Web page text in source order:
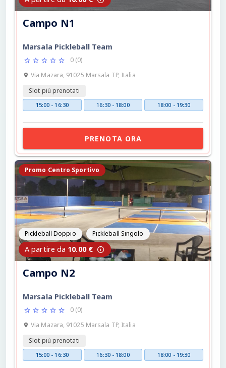
Campo N1
Marsala Pickleball Team
0 (0)
Via Mazara, 91025 Marsala TP, Italia
Slot più prenotati
15:00 - 16:30 16:30 - 18:00 18:00 - 19:30
PRENOTA ORA
Promo Centro Sportivo
A partire da 10.00 €
Pickleball Doppio Pickleball Singolo
Campo N2
Marsala Pickleball Team
0 (0)
Via Mazara, 91025 Marsala TP, Italia
Slot più prenotati
15:00 - 16:30 16:30 - 18:00 18:00 - 19:30